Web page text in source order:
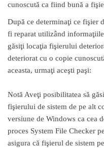
cunoscută ca fiind bună a
După ce determinaţi ce fişier
fi reparat utilizând
găsiţi locaţia fişierului
deteriorat cu o copie
aceasta, urmaţi aceşti paşi:
Notă Aveţi posibilitatea să
fişierului de sistem de pe alt
versiune de Windows ca cea
proces System File Checker
asigura că fişierul de sistem